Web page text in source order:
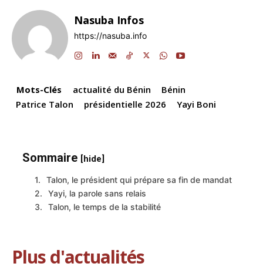
e
b
o
k
e
dI
n
s
A
p
gr
a
m
s
Nasuba Infos
https://nasuba.info
Mots-Clés actualité du Bénin
Bénin
Patrice Talon
présidentielle 2026 Yayi Boni
Sommaire [hide]
Talon, le président qui prépare sa fin de mandat
Yayi, la parole sans relais
Talon, le temps de la stabilité
Plus d'actualités